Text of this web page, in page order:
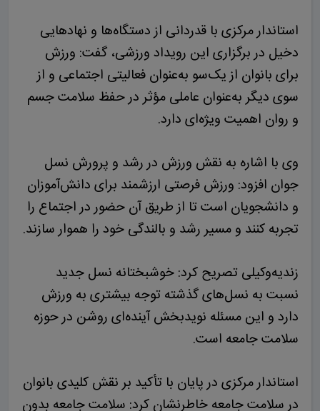
استاندار مرکزی با قدردانی از دستگاه‌ها و نهادهایی
دخیل در برگزاری این رویداد ورزشی، گفت: ورزش
برای بانوان از یک‌سو به‌عنوان فعالیتی اجتماعی و از
سوی دیگر به‌عنوان عاملی مؤثر در حفظ سلامت جسم
و روان اهمیت ویژه‌ای دارد.
وی با اشاره به نقش ورزش در رشد و پرورش نسل
جوان افزود: ورزش فرصتی ارزشمند برای دانش‌آموزان
و دانشجویان است تا از طریق آن حضور در اجتماع را
تجربه کنند و مسیر رشد و بالندگی خود را هموار سازند.
زندیه‌وکیلی تصریح کرد: خوشبختانه نسل جدید
نسبت به نسل‌های گذشته توجه بیشتری به ورزش
دارد و این مسئله نویدبخش آینده‌ای روشن در حوزه
سلامت جامعه است.
استاندار مرکزی در پایان با تأکید بر نقش کلیدی بانوان
در سلامت جامعه خاطرنشان کرد: سلامت جامعه بدون